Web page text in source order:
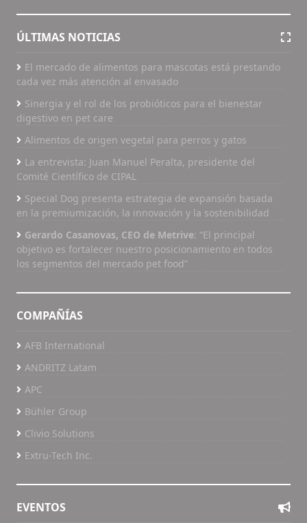
ÚLTIMAS NOTICIAS
El mercado de alimentos para mascotas está prestando
cada vez más atención al envasado
Sinergia y el rol de los probióticos para el bienestar
digestivo en pet care
Alimentos de origen vegetal para perros y gatos
La entrevista: Juan Manuel Peralta, presidente del
Comité Científico de CIPAL
Special Dog presenta estrategia de expansión basada
en la premiumización, la innovación y la sostenibilidad
Gerardo Casanovas, CEO de Metrive: “El principal
objetivo es fortalecer nuestro posicionamiento en todos
los segmentos del mercado pet food”
COMPAÑÍAS
AFB International
ANDRITZ Latam
APC
Bühler Group
Clivio Solutions
Extru-Tech Inc.
EVENTOS